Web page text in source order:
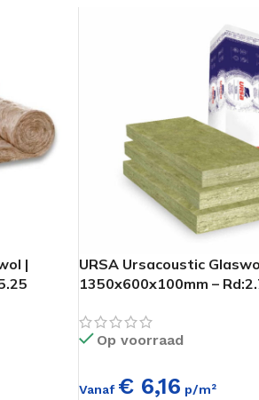
|
URSA Ursacoustic
1350x600x100mm –
Op voorraad
Vanaf € 6,16 p/m²